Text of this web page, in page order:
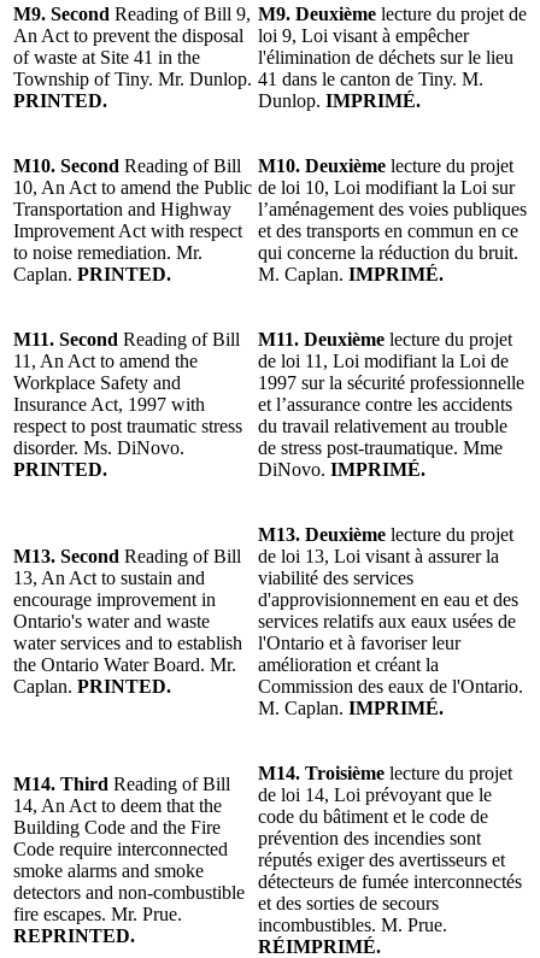
M9. Second Reading of Bill 9,
An Act to prevent the disposal
of waste at Site 41 in the
Township of Tiny. Mr. Dunlop.
PRINTED.
M9. Deuxième lecture du projet de
loi 9, Loi visant à empêcher
l'élimination de déchets sur le lieu
41 dans le canton de Tiny. M.
Dunlop. IMPRIMÉ.
M10. Second Reading of Bill
10, An Act to amend the Public
Transportation and Highway
Improvement Act with respect
to noise remediation. Mr.
Caplan. PRINTED.
M10. Deuxième lecture du projet
de loi 10, Loi modifiant la Loi sur
l’aménagement des voies publiques
et des transports en commun en ce
qui concerne la réduction du bruit.
M. Caplan. IMPRIMÉ.
M11. Second Reading of Bill
11, An Act to amend the
Workplace Safety and
Insurance Act, 1997 with
respect to post traumatic stress
disorder. Ms. DiNovo.
PRINTED.
M11. Deuxième lecture du projet
de loi 11, Loi modifiant la Loi de
1997 sur la sécurité professionnelle
et l’assurance contre les accidents
du travail relativement au trouble
de stress post-traumatique. Mme
DiNovo. IMPRIMÉ.
M13. Second Reading of Bill
13, An Act to sustain and
encourage improvement in
Ontario's water and waste
water services and to establish
the Ontario Water Board. Mr.
Caplan. PRINTED.
M13. Deuxième lecture du projet
de loi 13, Loi visant à assurer la
viabilité des services
d'approvisionnement en eau et des
services relatifs aux eaux usées de
l'Ontario et à favoriser leur
amélioration et créant la
Commission des eaux de l'Ontario.
M. Caplan. IMPRIMÉ.
M14. Third Reading of Bill
14, An Act to deem that the
Building Code and the Fire
Code require interconnected
smoke alarms and smoke
detectors and non-combustible
fire escapes. Mr. Prue.
REPRINTED.
M14. Troisième lecture du projet
de loi 14, Loi prévoyant que le
code du bâtiment et le code de
prévention des incendies sont
réputés exiger des avertisseurs et
détecteurs de fumée interconnectés
et des sorties de secours
incombustibles. M. Prue.
RÉIMPRIMÉ.